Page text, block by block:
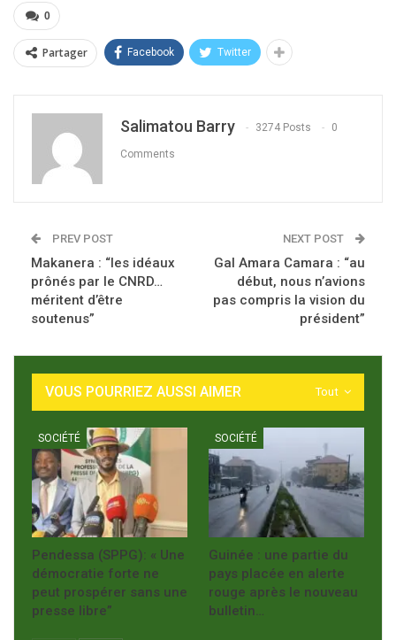
0
Partager Facebook Twitter
Salimatou Barry 3274 Posts 0
Comments
PREV POST
Makanera : “les idéaux
prônés par le CNRD…
méritent d’être
soutenus”
NEXT POST
Gal Amara Camara : “au
début, nous n’avions
pas compris la vision du
président”
Tout
VOUS POURRIEZ AUSSI AIMER
SOCIÉTÉ
Pendessa (SPPG): « Une
démocratie forte ne
peut prospérer sans une
presse libre”
SOCIÉTÉ
Guinée : une partie du
pays placée en alerte
rouge après le nouveau
bulletin…